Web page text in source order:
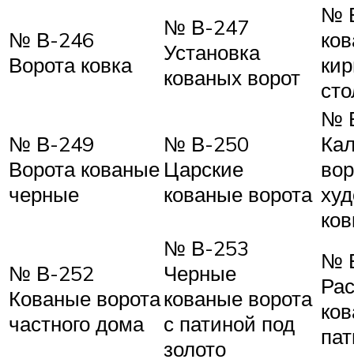
№ В-246
Ворота ковка
№ В-247
Установка
кованых ворот
№
№ В-249
Ворота кованые
черные
№ В-250
Царские
кованые ворота
№
№ В-252
Кованые ворота
частного дома
№ В-253
Черные
кованые ворота
с патиной под
золото
№